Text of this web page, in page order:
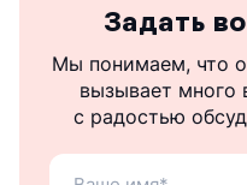
Задать
Мы понимаем, что
вызывает много
с радостью